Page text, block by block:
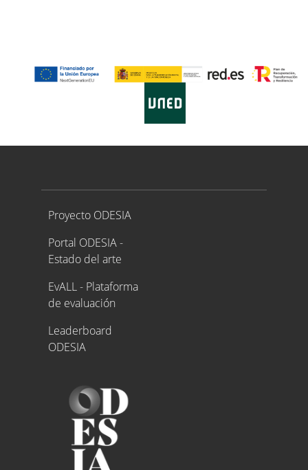
Proyecto ODESIA
Proyecto ODESIA
Portal ODESIA -
Estado del arte
EvALL - Plataforma
de evaluación
Leaderboard
ODESIA